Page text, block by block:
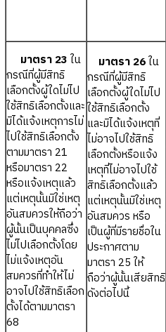
มาตรา 23 ใน
กรณีที่ผู้มีสิทธิ
เลือกตั้งผู้ใดไม่ไป
ใช้สิทธิเลือกตั้งและ
มิได้แจ้งเหตุการไม่
ไปใช้สิทธิเลือกตั้ง
ตามมาตรา 21
หรือมาตรา 22
หรือแจ้งเหตุแล้ว
แต่เหตุนั้นมิใช่เหตุ
อันสมควรให้ถือว่า
ผู้นั้นเป็นบุคคลซึ่ง
ไม่ไปเลือกตั้งโดย
ไม่แจ้งเหตุอัน
สมควรที่ทำให้ไม่
อาจไปใช้สิทธิเลือก
ตั้งได้ตามมาตรา
68
มาตรา 26ใน
กรณีที่ผู้มีสิทธิ
เลือกตั้งผู้ใดไม่ไป
ใช้สิทธิเลือกตั้ง
และมิได้แจ้งเหตุที่
ไม่อาจไปใช้สิทธิ
เลือกตั้งหรือแจ้ง
เหตุที่ไม่อาจไปใช้
สิทธิเลือกตั้งแล้ว
แต่เหตุนั้นมิใช่เหตุ
อันสมควร หรือ
เป็นผู้ที่มีรายชื่อใน
ประกาศตาม
มาตรา 25 ให้
ถือว่าผู้นั้นเสียสิทธิ
ดังต่อไปนี้